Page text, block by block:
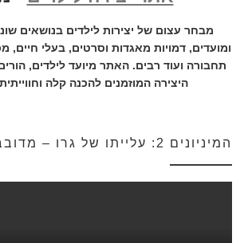
מבחר עצום של יצירות לילדים בנושאים
ומועדים, דמויות מאגדות וסרטים, בעלי חיים,
תחבורה ועוד רבים. האתר מיועד לילדים,
היצירה המוזמנים להכנה קלה
המיניונים 2: עלייתו של גרו – מדובב לעברית